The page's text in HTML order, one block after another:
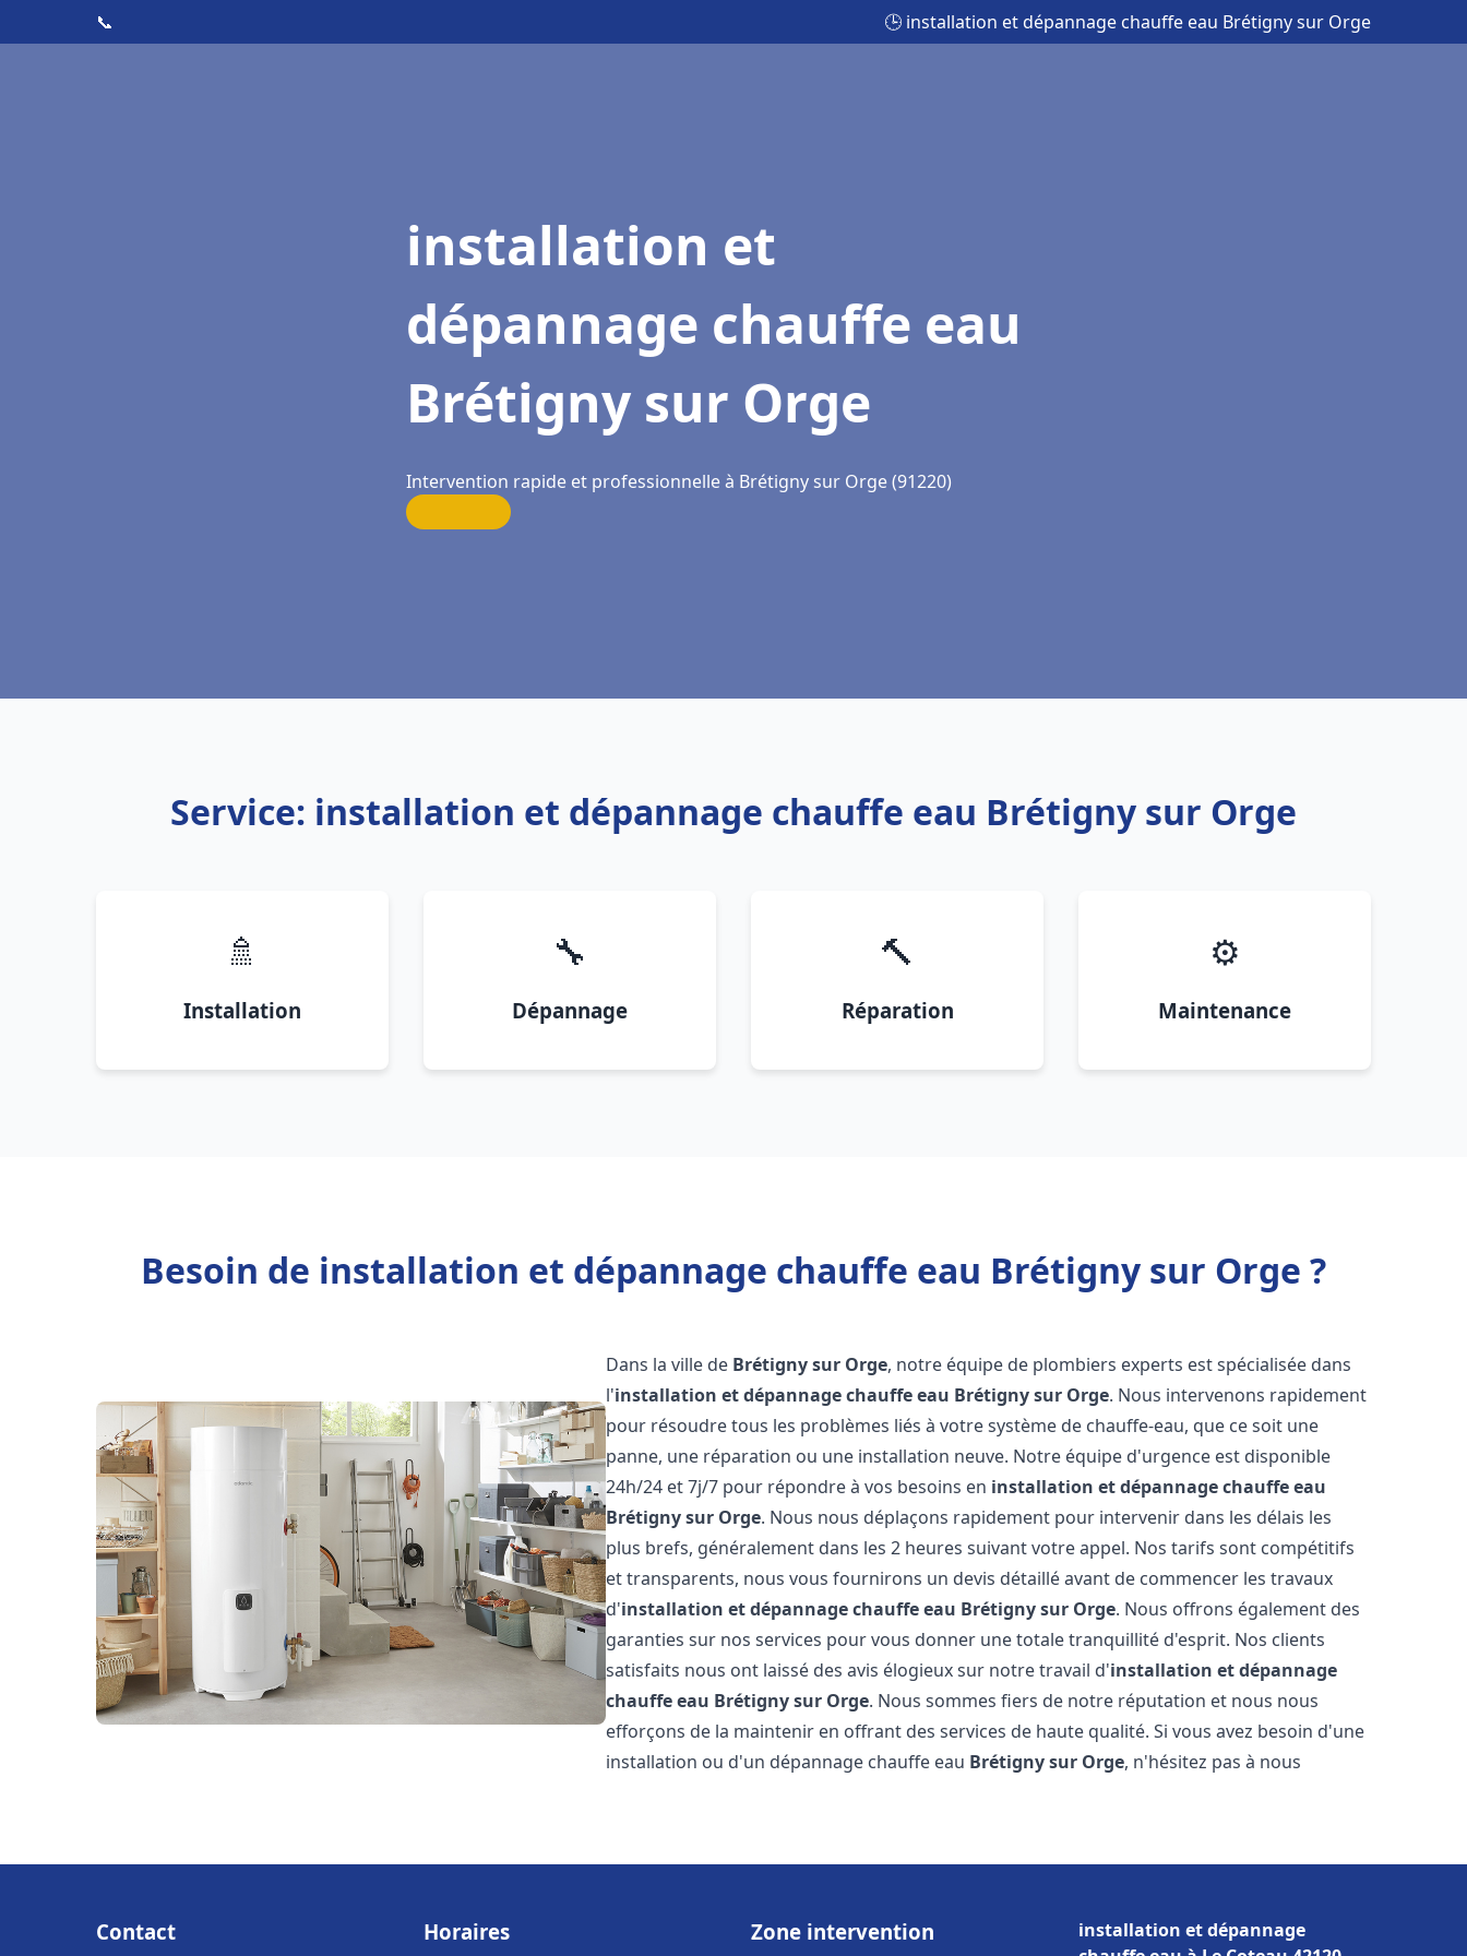
📞 🕒 installation et dépannage chauffe eau Brétigny sur Orge
installation et
dépannage chauffe eau
Brétigny sur Orge
Intervention rapide et professionnelle à Brétigny sur Orge (91220)
Service: installation et dépannage chauffe eau Brétigny sur Orge
🚿
Installation
🔧
Dépannage
🔨
Réparation
⚙️
Maintenance
Besoin de installation et dépannage chauffe eau Brétigny sur Orge ?
Dans la ville de Brétigny sur Orge, notre équipe de plombiers experts est spécialisée dans
l'installation et dépannage chauffe eau Brétigny sur Orge. Nous intervenons rapidement
pour résoudre tous les problèmes liés à votre système de chauffe-eau, que ce soit une
panne, une réparation ou une installation neuve. Notre équipe d'urgence est disponible
24h/24 et 7j/7 pour répondre à vos besoins en installation et dépannage chauffe eau
Brétigny sur Orge. Nous nous déplaçons rapidement pour intervenir dans les délais les
plus brefs, généralement dans les 2 heures suivant votre appel. Nos tarifs sont compétitifs
et transparents, nous vous fournirons un devis détaillé avant de commencer les travaux
d'installation et dépannage chauffe eau Brétigny sur Orge. Nous offrons également des
garanties sur nos services pour vous donner une totale tranquillité d'esprit. Nos clients
satisfaits nous ont laissé des avis élogieux sur notre travail d'installation et dépannage
chauffe eau Brétigny sur Orge. Nous sommes fiers de notre réputation et nous nous
efforçons de la maintenir en offrant des services de haute qualité. Si vous avez besoin d'une
installation ou d'un dépannage chauffe eau Brétigny sur Orge, n'hésitez pas à nous
Contact Horaires Zone intervention
installation et dépannage